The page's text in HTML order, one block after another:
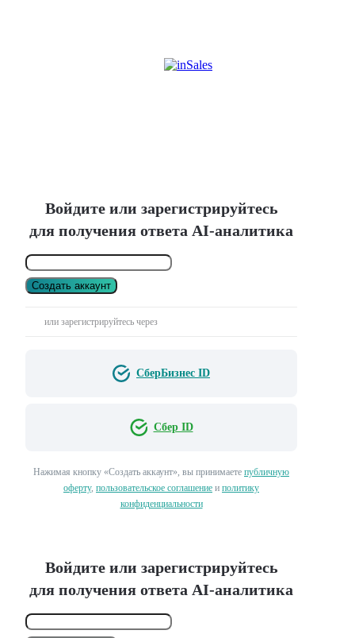
Войдите или зарегистрируйтесь
для получения ответа AI-аналитика
Создать аккаунт
или зарегистрируйтесь через
СберБизнес ID
Сбер ID
Нажимая кнопку «Создать аккаунт», вы принимаете публичную
оферту, пользовательское соглашение и политику
конфиденциальности
Войдите или зарегистрируйтесь
для получения ответа AI-аналитика